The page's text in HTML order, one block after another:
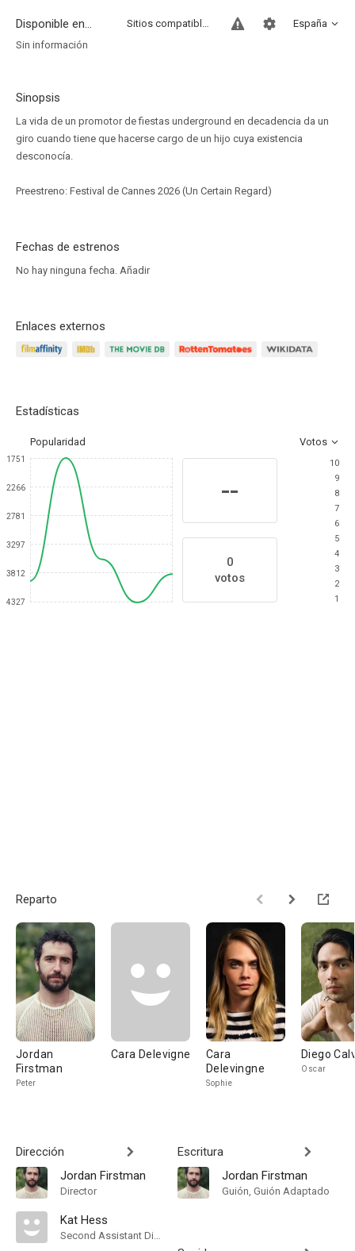
Disponible en... España
Sitios compatibles
Sin información
Sinopsis
La vida de un promotor de fiestas underground en decadencia da un
giro cuando tiene que hacerse cargo de un hijo cuya existencia
desconocía.
Preestreno: Festival de Cannes 2026 (Un Certain Regard)
Fechas de estrenos
No hay ninguna fecha. Añadir
Enlaces externos
Estadísticas
Popularidad Votos
1751
2266
2781
3297
3812
4327
--
0
votos
10
9
8
7
6
5
4
3
2
1
Reparto
Jordan
Firstman
Peter
Cara Delevigne
Cara
Delevingne
Sophie
Diego
Oscar
Dirección
Jordan Firstman
Director
Kat Hess
Second Assistant Director
Escritura
Jordan Firstman
Guión, Guión Adaptado